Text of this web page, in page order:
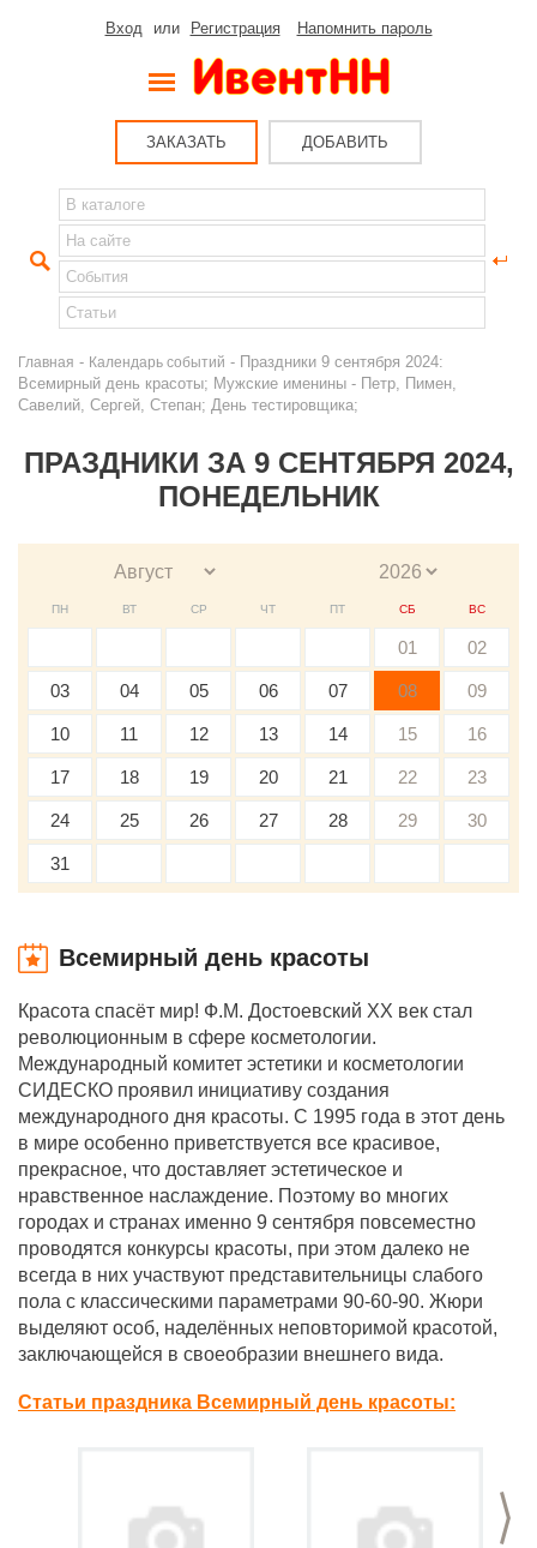
Вход или Регистрация Напомнить пароль
ЗАКАЗАТЬ ДОБАВИТЬ
Главная - Календарь событий - Праздники 9 сентября 2024:
Всемирный день красоты; Мужские именины - Петр, Пимен,
Савелий, Сергей, Степан; День тестировщика;
ПРАЗДНИКИ ЗА 9 СЕНТЯБРЯ 2024,
ПОНЕДЕЛЬНИК
ПН ВТ СР ЧТ ПТ СБ ВС
01 02
03 04 05 06 07 08 09
10 11 12 13 14 15 16
17 18 19 20 21 22 23
24 25 26 27 28 29 30
31
Всемирный день красоты
Красота спасёт мир! Ф.М. Достоевский XX век стал
революционным в сфере косметологии.
Международный комитет эстетики и косметологии
СИДЕСКО проявил инициативу создания
международного дня красоты. С 1995 года в этот день
в мире особенно приветствуется все красивое,
прекрасное, что доставляет эстетическое и
нравственное наслаждение. Поэтому во многих
городах и странах именно 9 сентября повсеместно
проводятся конкурсы красоты, при этом далеко не
всегда в них участвуют представительницы слабого
пола с классическими параметрами 90-60-90. Жюри
выделяют особ, наделённых неповторимой красотой,
заключающейся в своеобразии внешнего вида.
Статьи праздника Всемирный день красоты:
>